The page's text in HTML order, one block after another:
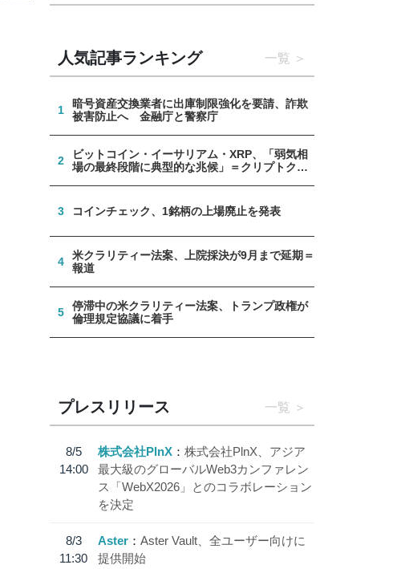
人気記事ランキング 一覧
1
暗号資産交換業者に出庫制限強化を要請、詐欺
被害防止へ 金融庁と警察庁
2
ビットコイン・イーサリアム・XRP、「弱気相
場の最終段階に典型的な兆候」＝クリプトクア
3 コインチェック、1銘柄の上場廃止を発表
4
米クラリティー法案、上院採決が9月まで延期＝
報道
5
停滞中の米クラリティー法案、トランプ政権が
倫理規定協議に着手
プレスリリース 一覧
8/5
14:00
株式会社PlnX
株式会社PlnX、アジア
最大級のグローバルWeb3カンファレン
ス「WebX2026」とのコラボレーション
を決定
8/3
11:30
Aster
Aster Vault、全ユーザー向けに
提供開始